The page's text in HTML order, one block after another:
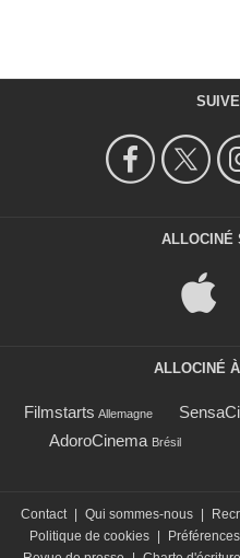
ALLOCINÉ
ALLOCINÉ
Filmstarts Allemagne
AdoroCinema Brésil
Contact Qui sommes-nous
Politique de cookies